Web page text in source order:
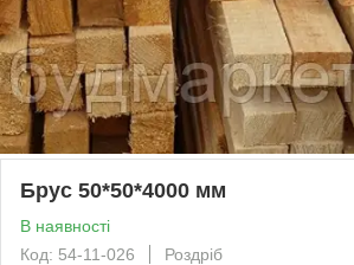
Брус 50*50*4000 мм
В наявності
Код: 54-11-026
Роздріб